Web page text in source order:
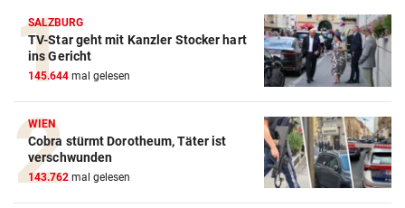
SALZBURG
TV-Star geht mit Kanzler Stocker hart
ins Gericht
145.644 mal gelesen
WIEN
Cobra stürmt Dorotheum, Täter ist
verschwunden
143.762 mal gelesen